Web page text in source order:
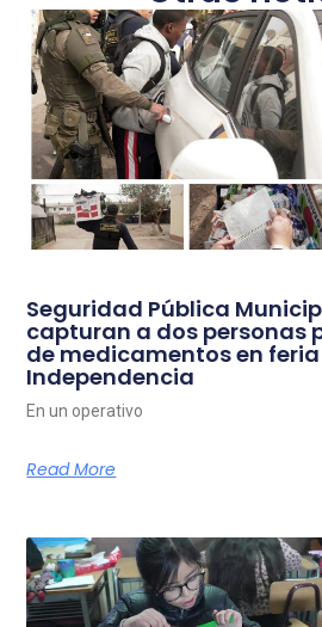
Seguridad Pública
capturan a dos personas
de medicamentos en
Independencia
En un operativo
Read More